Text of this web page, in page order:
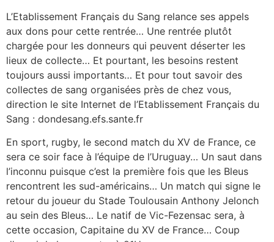
L’Etablissement Français du Sang relance ses appels
aux dons pour cette rentrée… Une rentrée plutôt
chargée pour les donneurs qui peuvent déserter les
lieux de collecte… Et pourtant, les besoins restent
toujours aussi importants… Et pour tout savoir des
collectes de sang organisées près de chez vous,
direction le site Internet de l’Etablissement Français du
Sang : dondesang.efs.sante.fr
En sport, rugby, le second match du XV de France, ce
sera ce soir face à l’équipe de l’Uruguay… Un saut dans
l’inconnu puisque c’est la première fois que les Bleus
rencontrent les sud-américains… Un match qui signe le
retour du joueur du Stade Toulousain Anthony Jelonch
au sein des Bleus… Le natif de Vic-Fezensac sera, à
cette occasion, Capitaine du XV de France… Coup